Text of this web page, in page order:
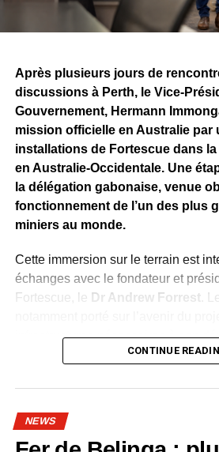
Après plusieurs jours de
discussions à Perth, le Vice-
Gouvernement, Hermann
mission officielle en Australie par
installations de Fortescue dans
en Australie-Occidentale. Une
la délégation gabonaise, venue
fonctionnement de l’un des plus
miniers au monde.
Cette immersion sur le terrain est
échanges avec le fondateur et
Fortescue, le Dr Andrew Forrest.
infrastructures nécessaires à son
investissements, l’industrialisation,
production entièrement intégrée,
minerai à son traitement, puis à son
CONTINUE
NEWS